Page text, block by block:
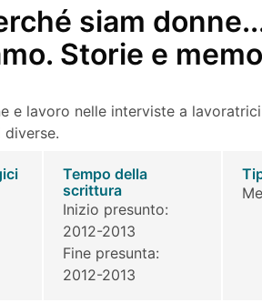
siam
Storie e
e lavoro nelle interviste a
Tempo della
scrittura
Inizio presunto:
2012-2013
Fine presunta:
2012-2013